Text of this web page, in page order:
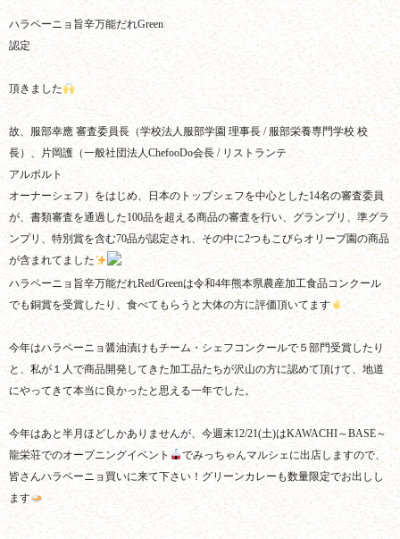
ハラペーニョ旨辛万能だれGreen
認定
頂きました
故、服部幸應 審査委員長（学校法人服部学園 理事長 / 服部栄養専門学校 校
長）、片岡護（一般社団法人ChefooDo会長 / リストランテ
アルポルト
オーナーシェフ）をはじめ、日本のトップシェフを中心とした14名の審査委員
が、書類審査を通過した100品を超える商品の審査を行い、グランプリ、準グラ
ンプリ、特別賞を含む70品が認定され、その中に2つもこびらオリーブ園の商品
が含まれてました
ハラペーニョ旨辛万能だれRed/Greenは令和4年熊本県農産加工食品コンクール
でも銅賞を受賞したり、食べてもらうと大体の方に評価頂いてます
今年はハラペーニョ醤油漬けもチーム・シェフコンクールで５部門受賞したり
と、私が１人で商品開発してきた加工品たちが沢山の方に認めて頂けて、地道
にやってきて本当に良かったと思える一年でした。
今年はあと半月ほどしかありませんが、今週末12/21(土)はKAWACHI～BASE～
龍栄荘でのオープニングイベント
でみっちゃんマルシェに出店しますので、
皆さんハラペーニョ買いに来て下さい！グリーンカレーも数量限定でお出しし
ます